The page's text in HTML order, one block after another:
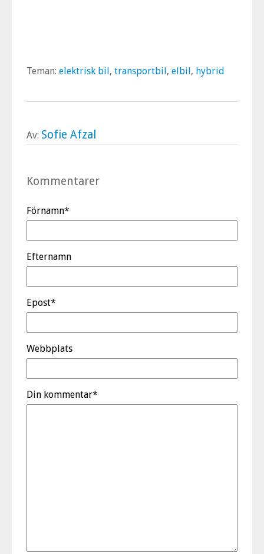
Teman: elektrisk bil, transportbil, elbil, hybrid
Av: Sofie Afzal
Kommentarer
Förnamn*
Efternamn
Epost*
Webbplats
Din kommentar*